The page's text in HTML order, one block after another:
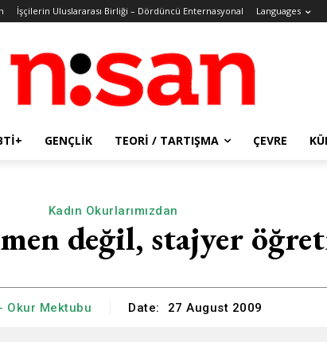
İşçilerin Uluslararası Birliği – Dördüncü Enternasyonal Languages
GENÇLIK TEORI / TARTIŞMA ÇEVRE
Kadın Okurlarımızdan
değil, stajyer
Okur Mektubu Date: 27 August 2009